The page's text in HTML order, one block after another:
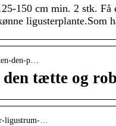
150 cm min. 2 stk.
den-p…
tætte og
ligustrum-…